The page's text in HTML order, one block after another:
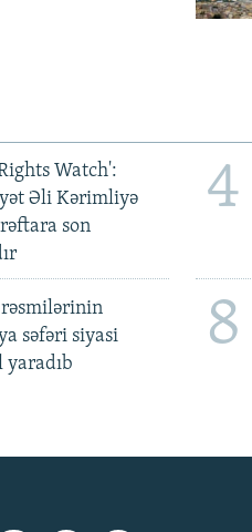
Watch':
Əli Kərimliyə
son
4
səfəri siyasi
yaradıb
8